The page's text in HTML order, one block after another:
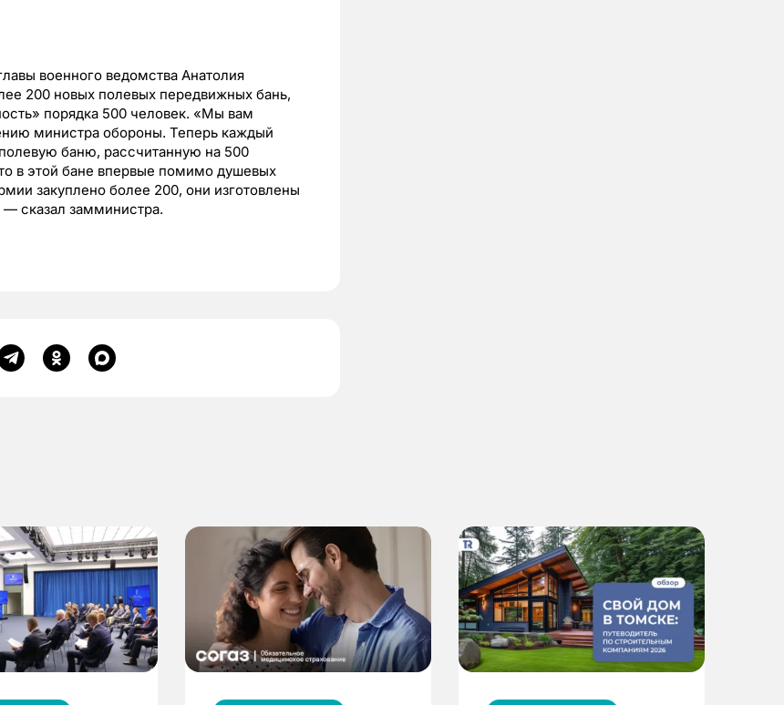
военного ведомства Анатолия
200 новых полевых передвижных бань,
порядка 500 человек. «Мы вам
министра обороны. Теперь каждый
баню, рассчитанную на 500
в этой бане впервые помимо душевых
закуплено более 200, они изготовлены
— сказал замминистра.